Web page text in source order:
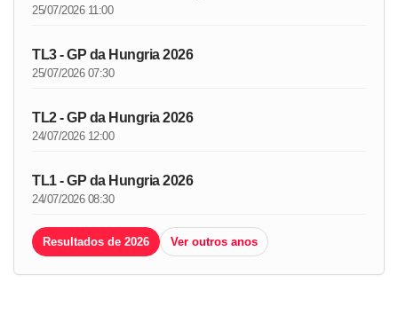
25/07/2026 11:00
TL3 - GP da Hungria 2026
25/07/2026 07:30
TL2 - GP da Hungria 2026
24/07/2026 12:00
TL1 - GP da Hungria 2026
24/07/2026 08:30
Resultados de 2026 Ver outros anos